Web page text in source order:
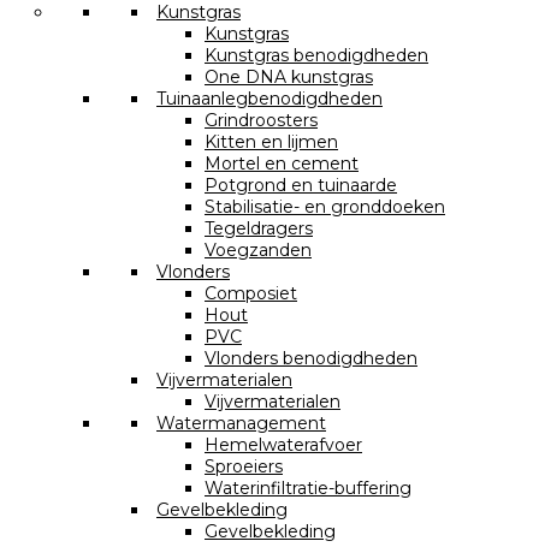
Kunstgras
Kunstgras
Kunstgras benodigdheden
One DNA kunstgras
Tuinaanlegbenodigdheden
Grindroosters
Kitten en lijmen
Mortel en cement
Potgrond en tuinaarde
Stabilisatie- en gronddoeken
Tegeldragers
Voegzanden
Vlonders
Composiet
Hout
PVC
Vlonders benodigdheden
Vijvermaterialen
Vijvermaterialen
Watermanagement
Hemelwaterafvoer
Sproeiers
Waterinfiltratie-buffering
Gevelbekleding
Gevelbekleding